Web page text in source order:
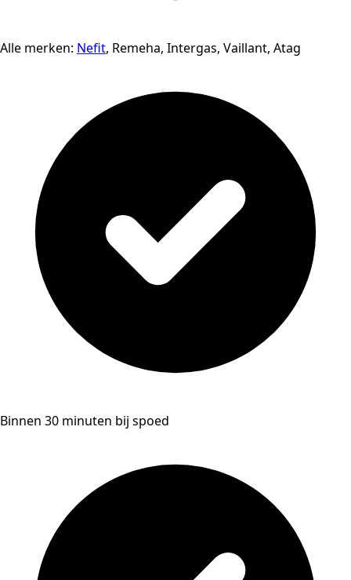
Alle merken: Nefit, Remeha, Intergas, Vaillant, Atag
Binnen 30 minuten bij spoed